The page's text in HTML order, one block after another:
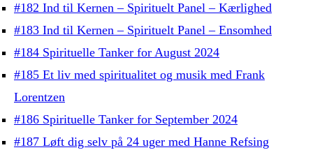
#182 Ind til Kernen – Spirituelt Panel – Kærlighed
#183 Ind til Kernen – Spirituelt Panel – Ensomhed
#184 Spirituelle Tanker for August 2024
#185 Et liv med spiritualitet og musik med Frank
Lorentzen
#186 Spirituelle Tanker for September 2024
#187 Løft dig selv på 24 uger med Hanne Refsing